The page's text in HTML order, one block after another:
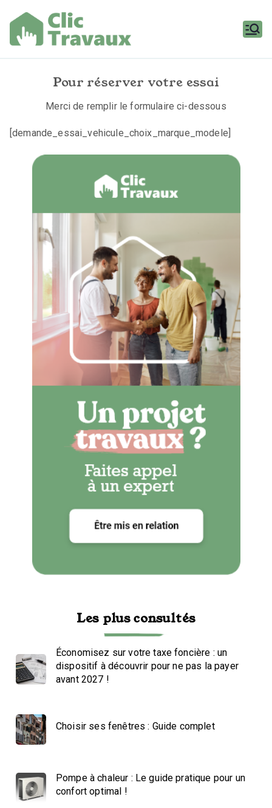
contenu
Travaux
Pour réserver votre essai
Merci de remplir le formulaire ci-dessous
[demande_essai_vehicule_choix_marque_modele]
Les plus consultés
Économisez sur votre taxe foncière : un
dispositif à découvrir pour ne pas la payer
avant 2027 !
Choisir ses fenêtres : Guide complet
Pompe à chaleur : Le guide pratique pour un
confort optimal !